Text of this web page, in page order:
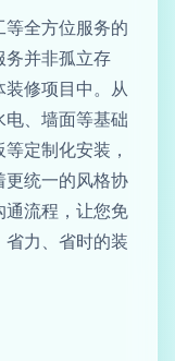
全方位服务的
务并非孤立存
修项目中。从
、墙面等基础
定制化安装，
更统一的风格协
通流程，让您免
力、省时的装